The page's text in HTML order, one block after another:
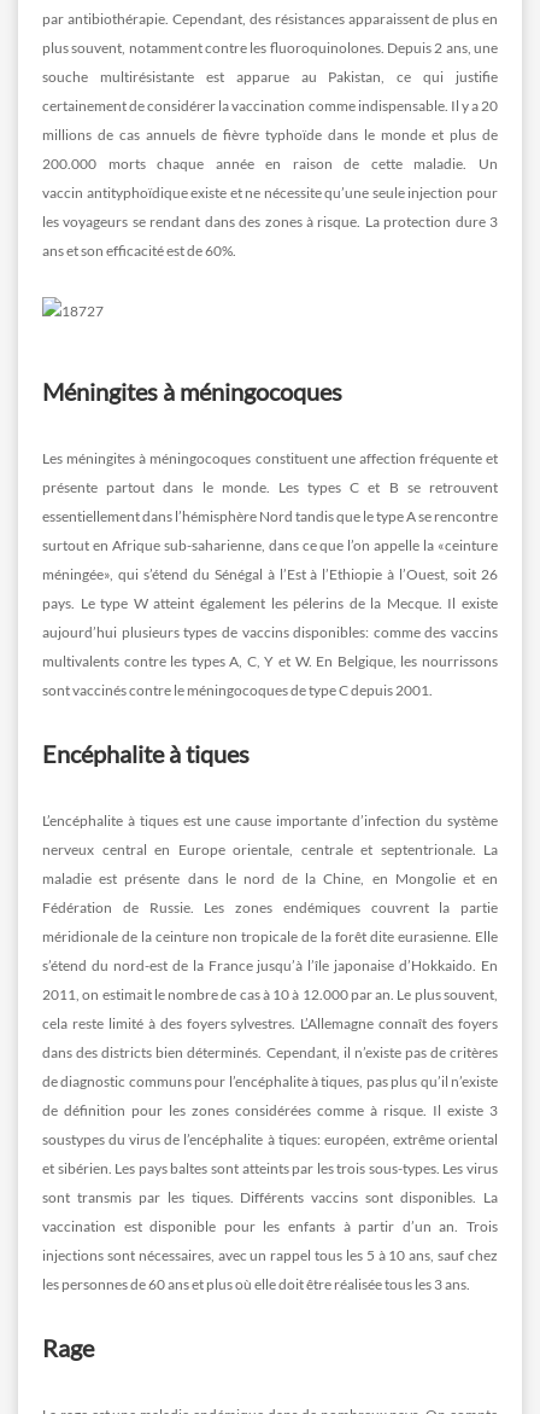
par antibiothérapie. Cependant, des résistances apparaissent de plus en
plus souvent, notamment contre les fluoroquinolones. Depuis 2 ans, une
souche multirésistante est apparue au Pakistan, ce qui justifie
certainement de considérer la vaccination comme indispensable. Il y a 20
millions de cas annuels de fièvre typhoïde dans le monde et plus de
200.000 morts chaque année en raison de cette maladie. Un
vaccin antityphoïdique existe et ne nécessite qu’une seule injection pour
les voyageurs se rendant dans des zones à risque. La protection dure 3
ans et son efficacité est de 60%.
Méningites à méningocoques
Les méningites à méningocoques constituent une affection fréquente et
présente partout dans le monde. Les types C et B se retrouvent
essentiellement dans l’hémisphère Nord tandis que le type A se rencontre
surtout en Afrique sub-saharienne, dans ce que l’on appelle la «ceinture
méningée», qui s’étend du Sénégal à l’Est à l’Ethiopie à l’Ouest, soit 26
pays. Le type W atteint également les pélerins de la Mecque. Il existe
aujourd’hui plusieurs types de vaccins disponibles: comme des vaccins
multivalents contre les types A, C, Y et W. En Belgique, les nourrissons
sont vaccinés contre le méningocoques de type C depuis 2001.
Encéphalite à tiques
L’encéphalite à tiques est une cause importante d’infection du système
nerveux central en Europe orientale, centrale et septentrionale. La
maladie est présente dans le nord de la Chine, en Mongolie et en
Fédération de Russie. Les zones endémiques couvrent la partie
méridionale de la ceinture non tropicale de la forêt dite eurasienne. Elle
s’étend du nord-est de la France jusqu’à l’île japonaise d’Hokkaido. En
2011, on estimait le nombre de cas à 10 à 12.000 par an. Le plus souvent,
cela reste limité à des foyers sylvestres. L’Allemagne connaît des foyers
dans des districts bien déterminés. Cependant, il n’existe pas de critères
de diagnostic communs pour l’encéphalite à tiques, pas plus qu’il n’existe
de définition pour les zones considérées comme à risque. Il existe 3
soustypes du virus de l’encéphalite à tiques: européen, extrême oriental
et sibérien. Les pays baltes sont atteints par les trois sous-types. Les virus
sont transmis par les tiques. Différents vaccins sont disponibles. La
vaccination est disponible pour les enfants à partir d’un an. Trois
injections sont nécessaires, avec un rappel tous les 5 à 10 ans, sauf chez
les personnes de 60 ans et plus où elle doit être réalisée tous les 3 ans.
Rage